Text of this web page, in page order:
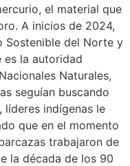
el material que
A inicios de 2024,
Sostenible del Norte y
es la autoridad
Naturales,
seguían buscando
líderes indígenas le
que en el momento
trabajaron de
la década de los 90